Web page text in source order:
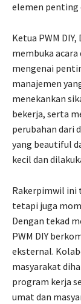
elemen penting
Ketua PWM
membuka
mengenai
manajemen
menekankan
bekerja, serta
perubahan dari
yang beautiful
kecil dan
Rakerpimwil ini
tetapi juga
Dengan tekad
PWM DIY
eksternal.
masyarakat
program kerja
umat dan